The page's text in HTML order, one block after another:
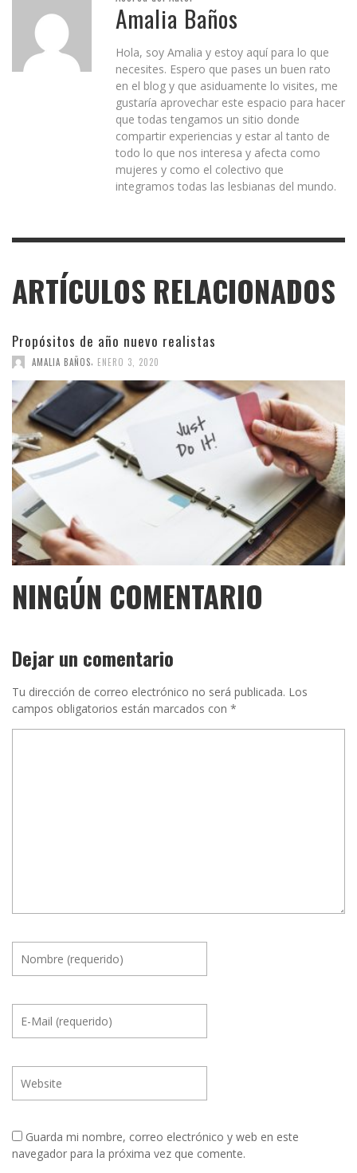
Amalia Baños
Hola, soy Amalia y estoy aquí para lo que
necesites. Espero que pases un buen rato
en el blog y que asiduamente lo visites, me
gustaría aprovechar este espacio para hacer
que todas tengamos un sitio donde
compartir experiencias y estar al tanto de
todo lo que nos interesa y afecta como
mujeres y como el colectivo que
integramos todas las lesbianas del mundo.
ARTÍCULOS RELACIONADOS
Propósitos de año nuevo realistas
AMALIA BAÑOS ENERO 3, 2020
NINGÚN COMENTARIO
Dejar un comentario
Tu dirección de correo electrónico no será publicada. Los
campos obligatorios están marcados con *
Guarda mi nombre, correo electrónico y web en este
navegador para la próxima vez que comente.